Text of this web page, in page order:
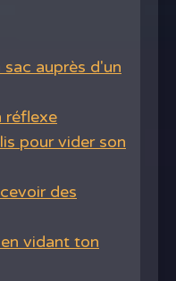
auprès d'un
réflexe
pour vider son
des
vidant ton